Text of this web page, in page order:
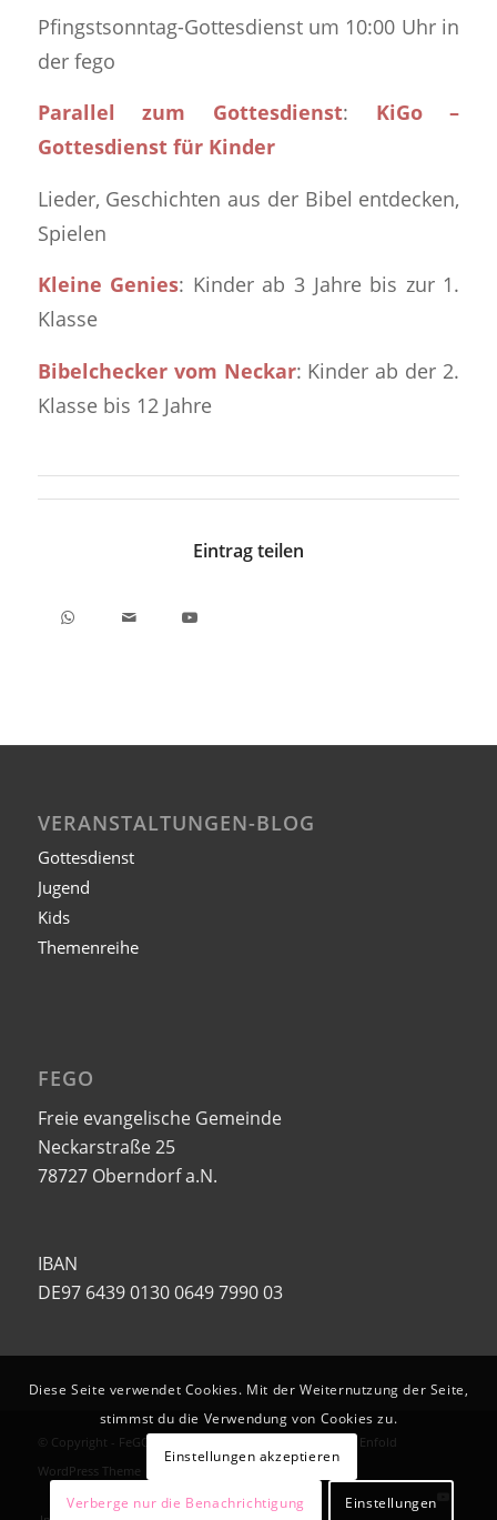
Pfingstsonntag-Gottesdienst um 10:00 Uhr in
der fego
Parallel zum Gottesdienst: KiGo –
Gottesdienst für Kinder
Lieder, Geschichten aus der Bibel entdecken,
Spielen
Kleine Genies: Kinder ab 3 Jahre bis zur 1.
Klasse
Bibelchecker vom Neckar: Kinder ab der 2.
Klasse bis 12 Jahre
Eintrag teilen
VERANSTALTUNGEN-BLOG
Gottesdienst
Jugend
Kids
Themenreihe
FEGO
Freie evangelische Gemeinde
Neckarstraße 25
78727 Oberndorf a.N.
IBAN
DE97 6439 0130 0649 7990 03
© Copyright - FeGO | FeG Oberndorf a.N.
powered by Enfold
WordPress Theme
Diese Seite verwendet Cookies. Mit der Weiternutzung der Seite,
stimmst du die Verwendung von Cookies zu.
Einstellungen akzeptieren
Verberge nur die Benachrichtigung Einstellungen